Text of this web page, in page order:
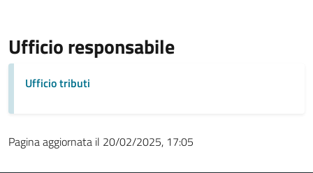
Ufficio responsabile
Ufficio tributi
Pagina aggiornata il 20/02/2025, 17:05